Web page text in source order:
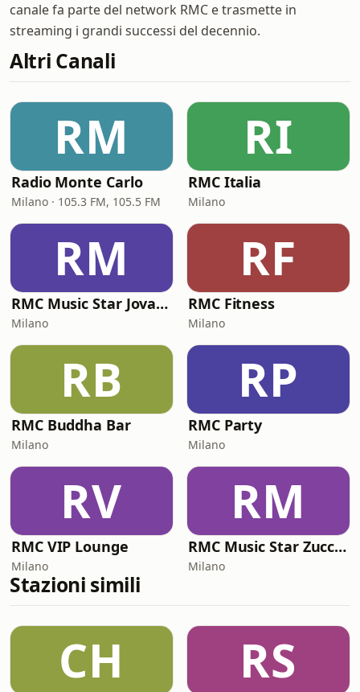
canale fa parte del network RMC e trasmette in
streaming i grandi successi del decennio.
Altri Canali
RM
Radio Monte Carlo
Milano · 105.3 FM, 105.5 FM
RI
RMC Italia
Milano
RM
RMC Music Star Jovanotti
Milano
RF
RMC Fitness
Milano
RB
RMC Buddha Bar
Milano
RP
RMC Party
Milano
RV
RMC VIP Lounge
Milano
RM
RMC Music Star Zucchero
Milano
Stazioni simili
CH RS